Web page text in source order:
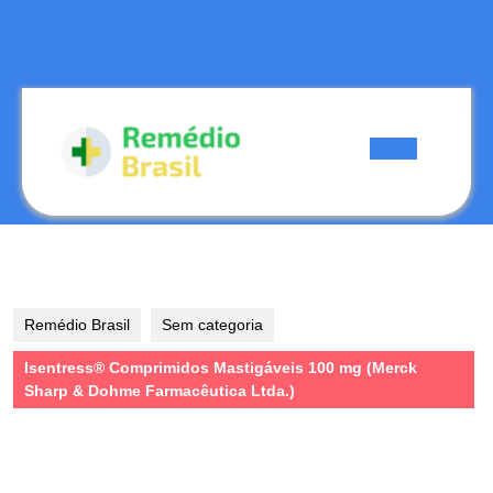
Remédio Brasil Sem categoria
Isentress® Comprimidos Mastigáveis 100 mg (Merck
Sharp & Dohme Farmacêutica Ltda.)